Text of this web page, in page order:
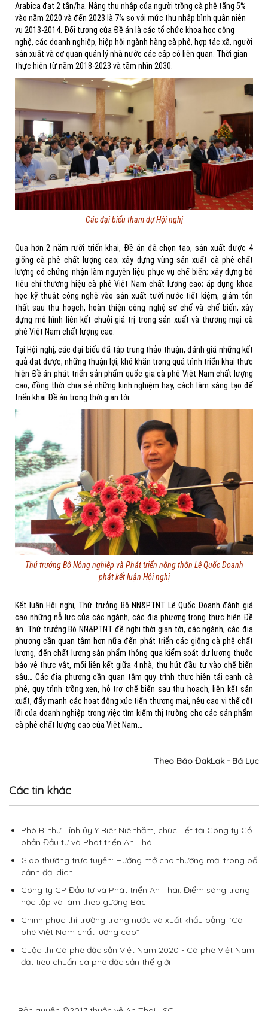
Arabica đạt 2 tấn/ha. Nâng thu nhập của người trồng cà phê tăng 5%
vào năm 2020 và đến 2023 là 7% so với mức thu nhập bình quân niên
vụ 2013-2014. Đối tượng của Đề án là các tổ chức khoa học công
nghệ, các doanh nghiệp, hiệp hội ngành hàng cà phê, hợp tác xã, người
sản xuất và cơ quan quản lý nhà nước các cấp có liên quan. Thời gian
thực hiện từ năm 2018-2023 và tầm nhìn 2030.
Các đại biểu tham dự Hội nghị
Qua hơn 2 năm rưỡi triển khai, Đề án đã chọn tạo, sản xuất được 4
giống cà phê chất lượng cao; xây dựng vùng sản xuất cà phê chất
lượng có chứng nhận làm nguyên liệu phục vụ chế biến; xây dựng bộ
tiêu chí thương hiệu cà phê Việt Nam chất lượng cao; áp dụng khoa
học kỹ thuật công nghệ vào sản xuất tưới nước tiết kiệm, giảm tổn
thất sau thu hoạch, hoàn thiện công nghệ sơ chế và chế biến; xây
dựng mô hình liên kết chuỗi giá trị trong sản xuất và thương mại cà
phê Việt Nam chất lượng cao.
Tại Hội nghị, các đại biểu đã tập trung thảo thuận, đánh giá những kết
quả đạt được, những thuận lợi, khó khăn trong quá trình triển khai thực
hiện Đề án phát triển sản phẩm quốc gia cà phê Việt Nam chất lượng
cao; đồng thời chia sẻ những kinh nghiệm hay, cách làm sáng tạo để
triển khai Đề án trong thời gian tới.
Thứ trưởng Bộ Nông nghiệp và Phát triển nông thôn Lê Quốc Doanh
phát kết luận Hội nghị
Kết luận Hội nghị, Thứ trưởng Bộ NN&PTNT Lê Quốc Doanh đánh giá
cao những nỗ lực của các ngành, các địa phương trong thực hiện Đề
án. Thứ trưởng Bộ NN&PTNT đề nghị thời gian tới, các ngành, các địa
phương cần quan tâm hơn nữa đến phát triển các giống cà phê chất
lượng, đến chất lượng sản phẩm thông qua kiểm soát dư lượng thuốc
bảo vệ thực vật, mối liên kết giữa 4 nhà, thu hút đầu tư vào chế biến
sâu… Các địa phương cần quan tâm quy trình thực hiện tái canh cà
phê, quy trình trồng xen, hỗ trợ chế biến sau thu hoạch, liên kết sản
xuất, đẩy mạnh các hoạt động xúc tiến thương mại, nêu cao vị thế cốt
lõi của doanh nghiệp trong việc tìm kiếm thị trường cho các sản phẩm
cà phê chất lượng cao của Việt Nam…
Theo Báo ĐakLak - Bá Lục
Các tin khác
Phó Bí thư Tỉnh ủy Y Biêr Niê thăm, chúc Tết tại Công ty Cổ
phần Đầu tư và Phát triển An Thái
Giao thương trực tuyến: Hướng mở cho thương mại trong bối
cảnh đại dịch
Công ty CP Đầu tư và Phát triển An Thái: Điểm sáng trong
học tập và làm theo gương Bác
Chinh phục thị trường trong nước và xuất khẩu bằng “Cà
phê Việt Nam chất lượng cao”
Cuộc thi Cà phê đặc sản Việt Nam 2020 - Cà phê Việt Nam
đạt tiêu chuẩn cà phê đặc sản thế giới